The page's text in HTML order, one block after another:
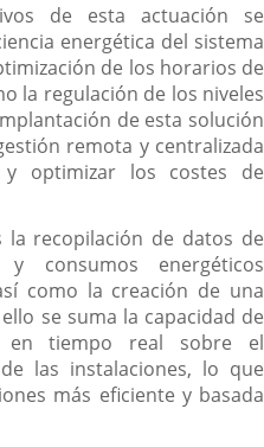
de esta actuación se
energética del sistema
de los horarios de
la regulación de los niveles
de esta solución
remota y centralizada
optimizar los costes de
la recopilación de datos de
consumos energéticos
como la creación de una
se suma la capacidad de
en tiempo real sobre el
las instalaciones, lo que
más eficiente y basada